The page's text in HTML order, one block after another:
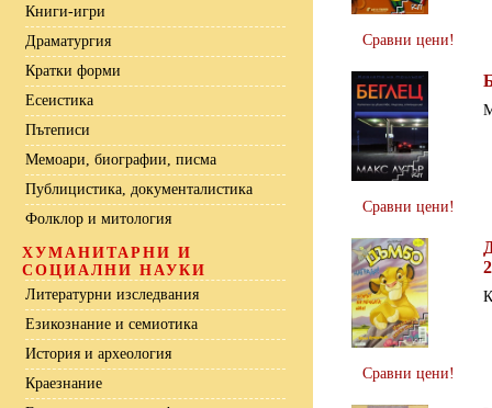
Книги-игри
Драматургия
Кратки форми
Есеистика
Пътеписи
Мемоари, биографии, писма
Публицистика, документалистика
Фолклор и митология
ХУМАНИТАРНИ И
СОЦИАЛНИ НАУКИ
Литературни изследвания
Езикознание и семиотика
История и археология
Краезнание
Сравни цени!
Сравни цени!
Сравни цени!